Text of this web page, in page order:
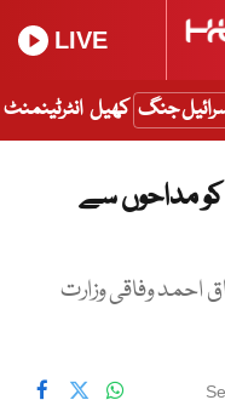
LIVE
جنگ کھیل انٹرٹینمنٹ
مداحوں سے
احمد وفاقی وزارت